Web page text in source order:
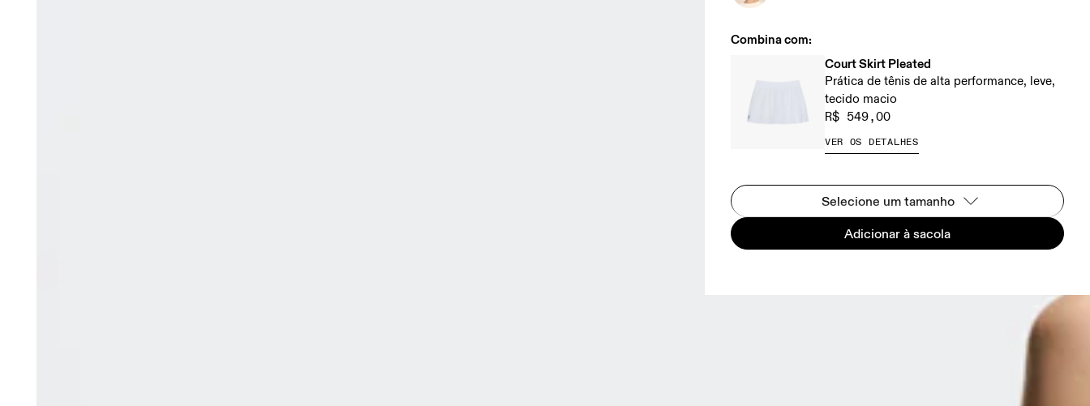
Combina com:
Court Skirt Pleated
Prática de tênis de alta performance, leve,
tecido macio
R$ 549,00
VER OS DETALHES
Selecione um tamanho
Adicionar à sacola